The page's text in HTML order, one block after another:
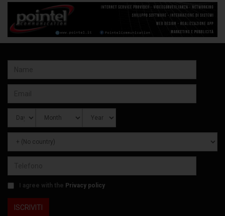
I agree with the Privacy policy